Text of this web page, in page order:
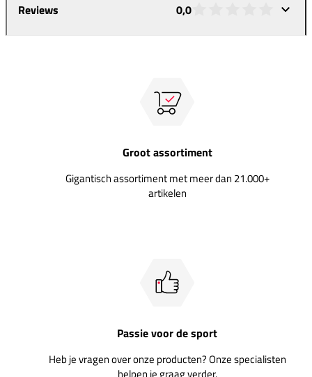
Reviews 0,0
Groot assortiment
Gigantisch assortiment met meer dan 21.000+
artikelen
Passie voor de sport
Heb je vragen over onze producten? Onze specialisten
helpen je graag verder.